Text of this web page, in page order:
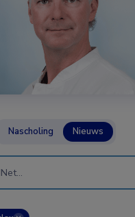
Nascholing Nieuws